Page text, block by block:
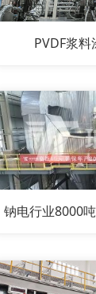
PVDF浆
钠电行业8000